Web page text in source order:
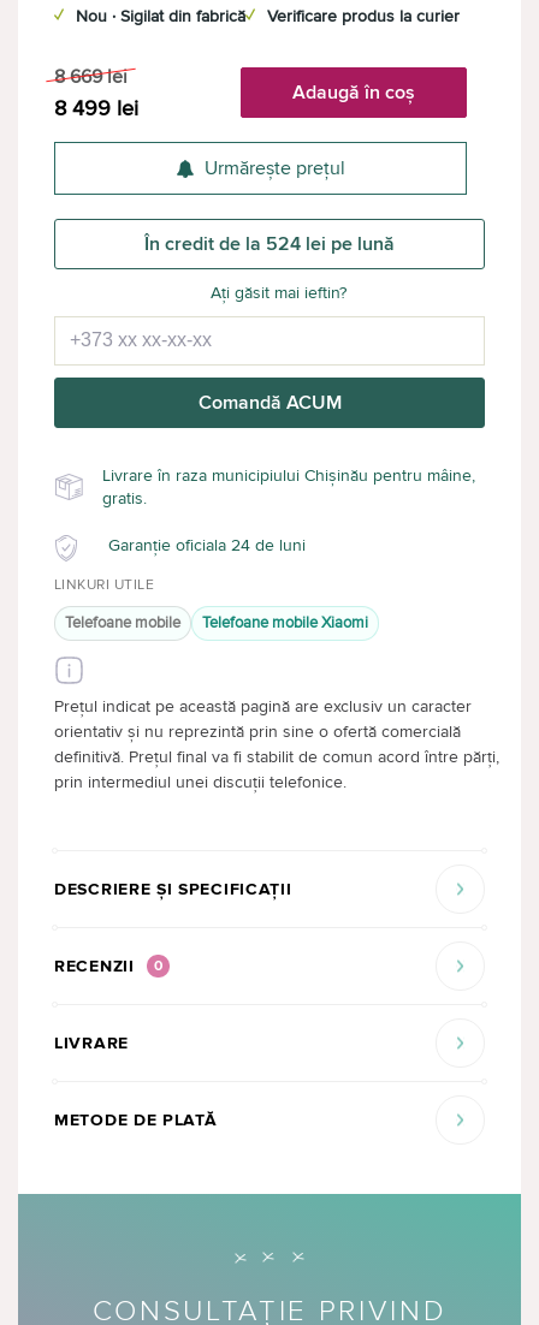
✓ Nou · Sigilat din fabrică✓ Verificare produs la curier
8 669 lei
8 499 lei
Adaugă în coș
Urmărește prețul
În credit de la 524 lei pe lună
Ați găsit mai ieftin?
Comandă ACUM
Livrare în raza municipiului Chișinău pentru mâine,
gratis.
Garanție oficiala 24 de luni
LINKURI UTILE
Telefoane mobile Telefoane mobile Xiaomi
Prețul indicat pe această pagină are exclusiv un caracter
orientativ și nu reprezintă prin sine o ofertă comercială
definitivă. Prețul final va fi stabilit de comun acord între părți,
prin intermediul unei discuții telefonice.
DESCRIERE ȘI SPECIFICAȚII
RECENZII 0
LIVRARE
METODE DE PLATĂ
CONSULTAȚIE PRIVIND